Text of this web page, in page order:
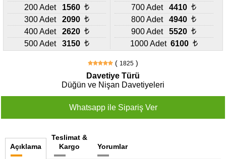
200 Adet
1560
300 Adet
2090
400 Adet
2620
500 Adet
3150
700 Adet
4410
800 Adet
4940
900 Adet
5520
1000 Adet 6100
( 1825 )
Davetiye Türü
Düğün ve Nişan Davetiyeleri
Açıklama
Teslimat &
Kargo
Yorumlar